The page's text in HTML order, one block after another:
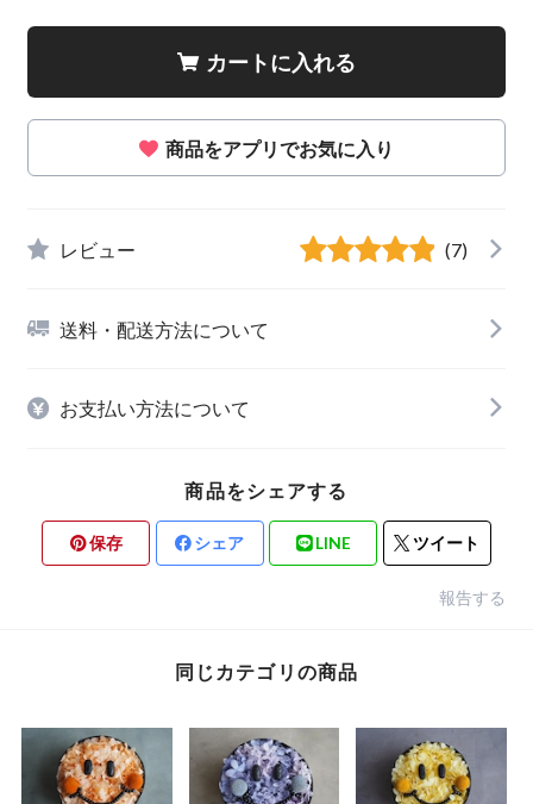
カートに入れる
商品をアプリでお気に入り
レビュー (7)
送料・配送方法について
お支払い方法について
商品をシェアする
保存 シェア LINE ツイート
報告する
同じカテゴリの商品